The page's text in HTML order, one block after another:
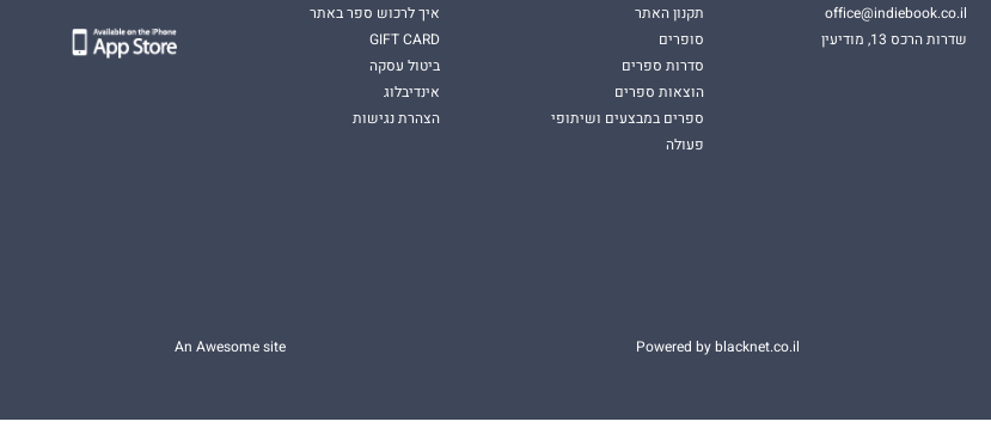
office@indiebook.co.il
שדרות הרכס 13, מודיעין
תקנון האתר
סופרים
סדרות ספרים
הוצאות ספרים
ספרים במבצעים ושיתופי
פעולה
איך לרכוש ספר באתר
GIFT CARD
ביטול עסקה
אינדיבלוג
הצהרת נגישות
Powered by blacknet.co.il
An Awesome site